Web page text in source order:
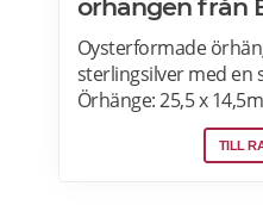
örhängen från
Oysterformade
sterlingsilver med en
Örhänge: 25,5 x
6,5mm. Älskade
Attling hittar du
TILL